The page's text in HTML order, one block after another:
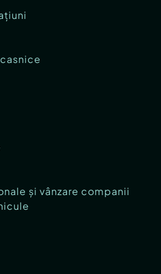
și vânzare companii